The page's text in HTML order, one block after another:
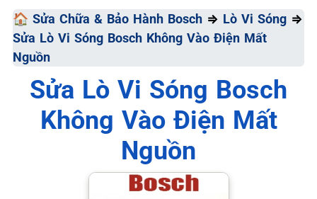
Đa
🏠 Sửa Chữa & Bảo Hành Bosch ⇒ Lò Vi Sóng ⇒
Sửa Lò Vi Sóng Bosch Không Vào Điện Mất
Nguồn
Sửa Lò Vi Sóng Bosch
Không Vào Điện Mất
Nguồn